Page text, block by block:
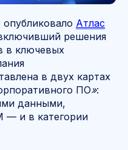
Атлас
решения
в ключевых
в двух картах
ПО»:
данными,
— и в категории